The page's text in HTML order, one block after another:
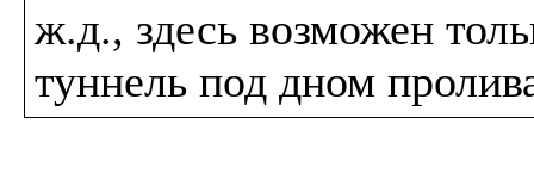
ж.д., здесь возможен
туннель под дном